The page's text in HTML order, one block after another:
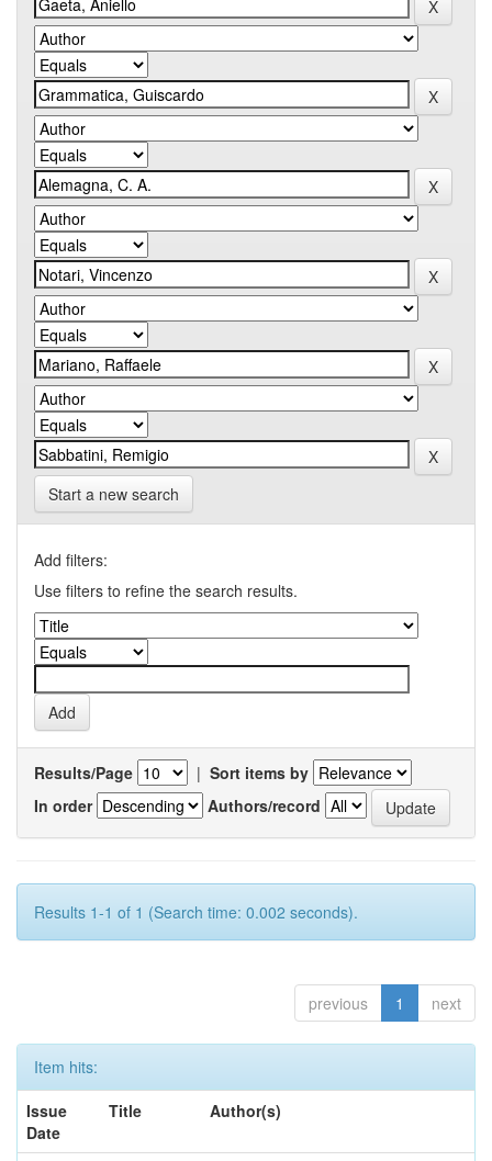
Start a new search
Add filters:
Use filters to refine the search results.
Results/Page | Sort items by
In order
Authors/record
Results 1-1 of 1 (Search time: 0.002 seconds).
previous 1 next
Item hits:
Issue
Date
Title Author(s)